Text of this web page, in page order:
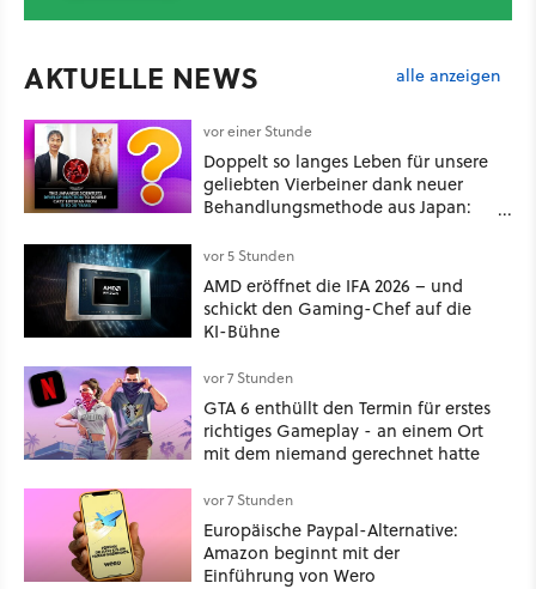
AKTUELLE NEWS alle anzeigen
vor einer Stunde
Doppelt so langes Leben für unsere
geliebten Vierbeiner dank neuer
Behandlungsmethode aus Japan:
Kommentare zeigt, dass es nicht so
einfach ist
vor 5 Stunden
AMD eröffnet die IFA 2026 – und
schickt den Gaming-Chef auf die
KI-Bühne
vor 7 Stunden
GTA 6 enthüllt den Termin für erstes
richtiges Gameplay - an einem Ort
mit dem niemand gerechnet hatte
vor 7 Stunden
Europäische Paypal-Alternative:
Amazon beginnt mit der
Einführung von Wero